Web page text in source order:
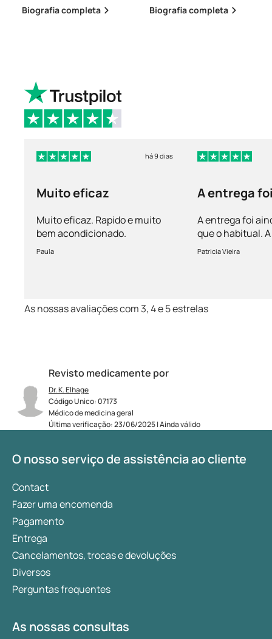
Revisto medicamente por
Dr. K. Elhage
Código Unico: 07173
Médico de medicina geral
Última verificação: 23/06/2025 | Ainda válido
Biografia completa Biografia completa
há 9 dias
Muito eficaz
Muito eficaz. Rapido e muito
bem acondicionado.
Paula
A entrega
A entrega foi
que o habitual.
vem bem
Patricia Vieira
As nossas avaliações com 3, 4 e 5 estrelas
O nosso serviço de assistência ao cliente
Contact
Fazer uma encomenda
Pagamento
Entrega
Cancelamentos, trocas e devoluções
Diversos
Perguntas frequentes
As nossas consultas